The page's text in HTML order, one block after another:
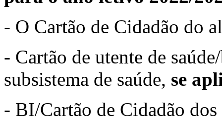
- O Cartão de Cidadão do
- Cartão de utente de
subsistema de saúde, se
- BI/Cartão de Cidadão dos